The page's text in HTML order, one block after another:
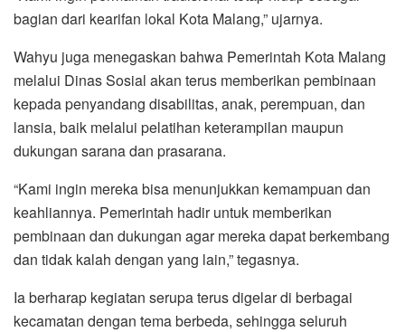
bagian dari kearifan lokal Kota Malang,” ujarnya.
Wahyu juga menegaskan bahwa Pemerintah Kota Malang
melalui Dinas Sosial akan terus memberikan pembinaan
kepada penyandang disabilitas, anak, perempuan, dan
lansia, baik melalui pelatihan keterampilan maupun
dukungan sarana dan prasarana.
“Kami ingin mereka bisa menunjukkan kemampuan dan
keahliannya. Pemerintah hadir untuk memberikan
pembinaan dan dukungan agar mereka dapat berkembang
dan tidak kalah dengan yang lain,” tegasnya.
Ia berharap kegiatan serupa terus digelar di berbagai
kecamatan dengan tema berbeda, sehingga seluruh